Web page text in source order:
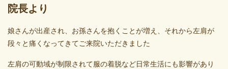
院長より
娘さんが出産され、お孫さんを抱くことが増え、それから左肩が
段々と痛くなってきてご来院いただきました
左肩の可動域が制限されて服の着脱など日常生活にも影響があり